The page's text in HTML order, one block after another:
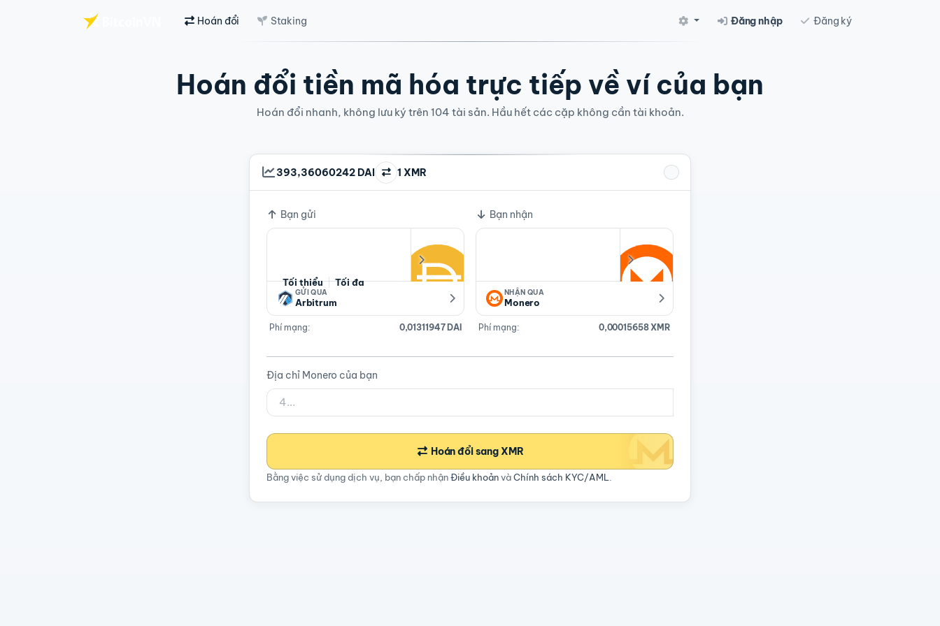
Hoán đổi Staking Đăng nhập Đăng ký
Hoán đổi tiền mã hóa trực tiếp về ví của bạn
Hoán đổi nhanh, không lưu ký trên 104 tài sản. Hầu hết các cặp không cần tài khoản.
Tỷ giá
393,36060242 DAI 1 XMR
Bạn gửi
Tối thiểu Tối đa
GỬI QUA
Arbitrum
Phí mạng: 0,01311947 DAI
Bạn nhận
NHẬN QUA
Monero
Phí mạng: 0,00015658 XMR
Địa chỉ Monero của bạn
Hoán đổi sang XMR
Bằng việc sử dụng dịch vụ, bạn chấp nhậnĐiều khoảnvàChính sách KYC/AML